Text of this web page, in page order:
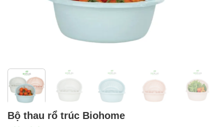
Bộ thau rổ trúc Biohome